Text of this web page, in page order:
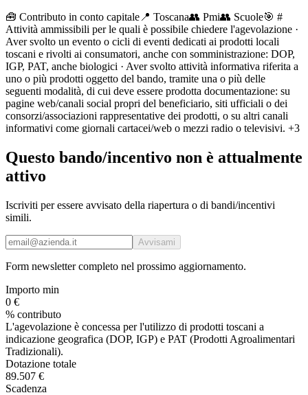
🧰 Contributo in conto capitale 📍 Toscana👥 Pmi👥 Scuole🎯 #
Attività ammissibili per le quali è possibile chiedere l'agevolazione ·
Aver svolto un evento o cicli di eventi dedicati ai prodotti locali
toscani e rivolti ai consumatori, anche con somministrazione: DOP,
IGP, PAT, anche biologici · Aver svolto attività informativa riferita a
uno o più prodotti oggetto del bando, tramite una o più delle
seguenti modalità, di cui deve essere prodotta documentazione: su
pagine web/canali social propri del beneficiario, siti ufficiali o dei
consorzi/associazioni rappresentative dei prodotti, o su altri canali
informativi come giornali cartacei/web o mezzi radio o televisivi. +3
Questo bando/incentivo non è attualmente
attivo
Iscriviti per essere avvisato della riapertura o di bandi/incentivi
simili.
Avvisami
Form newsletter completo nel prossimo aggiornamento.
Importo min
0 €
% contributo
L'agevolazione è concessa per l'utilizzo di prodotti toscani a
indicazione geografica (DOP, IGP) e PAT (Prodotti Agroalimentari
Tradizionali).
Dotazione totale
89.507 €
Scadenza